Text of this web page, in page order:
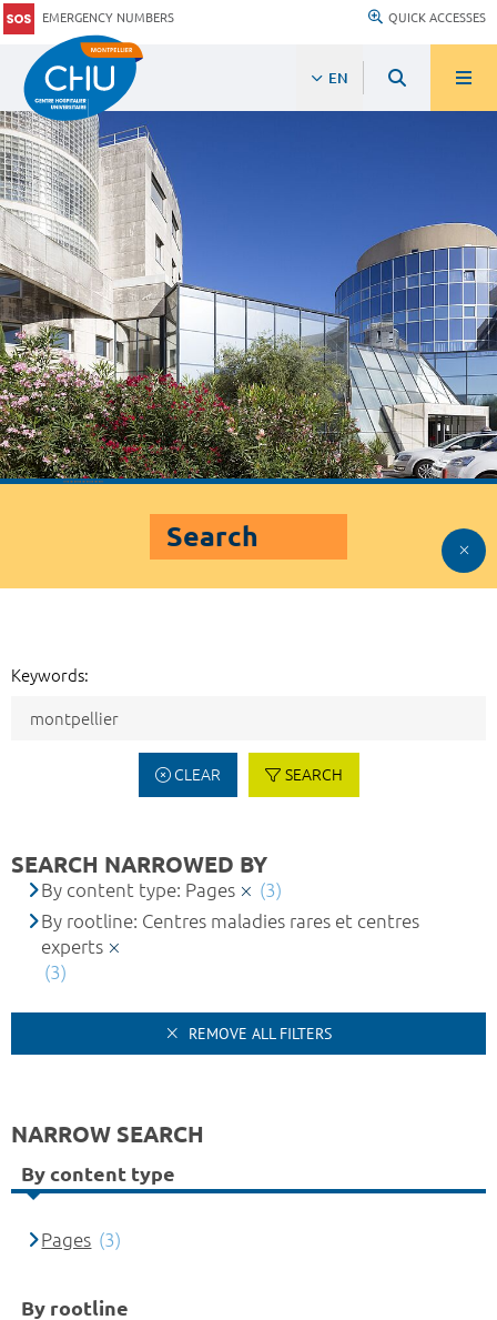
EMERGENCY NUMBERS QUICK ACCESSES
EN
Search
Keywords:
CLEAR SEARCH
SEARCH NARROWED BY
By content type: Pages
(3)
By rootline: Centres maladies rares et centres
experts
(3)
REMOVE ALL FILTERS
NARROW SEARCH
By content type
Pages (3)
By rootline